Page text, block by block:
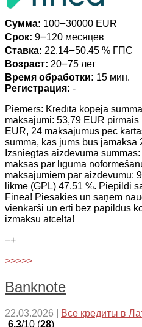
Сумма: 100౼30000 EUR
Срок: 9౼120 месяцев
Ставка: 22.14౼50.45 % ГПС
Возраст: 20౼75 лет
Время обработки: 15 мин.
Регистрация: -
Piemērs: Kredīta kopējā
maksājumi: 53,79 EUR
EUR, 24 maksājumus pēc
summa, kas jums būs jāmaksā
Izsniegtās aizdevuma
maksas par līguma
maksājumiem par aizdevumu:
likme (GPL) 47.51 %. Piepildi
Finea! Piesakies un saņem
vienkārši un ērti bez papildus
izmaksu atcelta!
−+
>>>>>
Banknote
22.03.2026 Все кредиты в
6.3/10 (28)